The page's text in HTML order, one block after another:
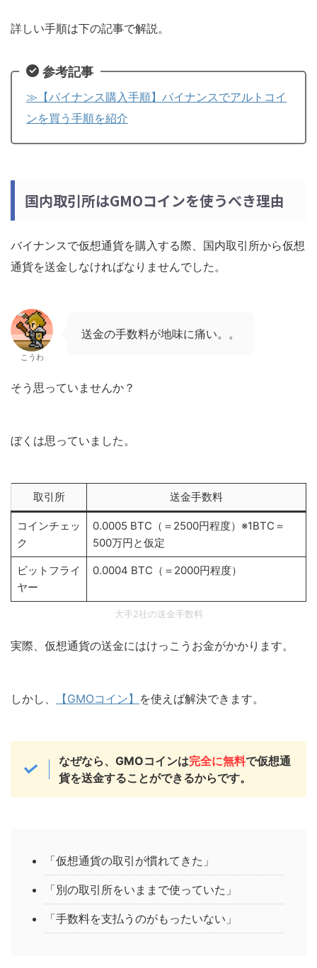
詳しい手順は下の記事で解説。
参考記事
≫【バイナンス購入手順】バイナンスでアルトコイ
ンを買う手順を紹介
国内取引所はGMOコインを使うべき理由
バイナンスで仮想通貨を購入する際、国内取引所から仮想
通貨を送金しなければなりませんでした。
こうわ
送金の手数料が地味に痛い。。
そう思っていませんか？
ぼくは思っていました。
取引所 送金手数料
コインチェッ
ク
0.0005 BTC（＝2500円程度）※1BTC＝
500万円と仮定
ビットフライ
ヤー
0.0004 BTC（＝2000円程度）
大手2社の送金手数料
実際、仮想通貨の送金にはけっこうお金がかかります。
しかし、 【GMOコイン】 を使えば解決できます。
なぜなら、GMOコインは完全に無料で仮想通
貨を送金することができるからです。
「仮想通貨の取引が慣れてきた」
「別の取引所をいままで使っていた」
「手数料を支払うのがもったいない」